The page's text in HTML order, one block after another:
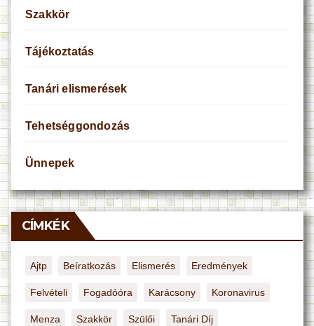
Szakkör
Tájékoztatás
Tanári elismerések
Tehetséggondozás
Ünnepek
CÍMKÉK
Ajtp Beíratkozás Elismerés Eredmények
Felvételi Fogadóóra Karácsony Koronavirus
Menza Szakkör Szülői Tanári Díj